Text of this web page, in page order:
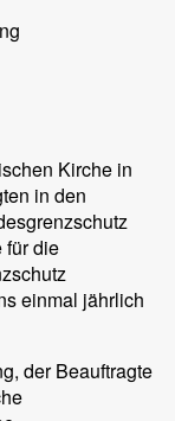
Kirche in
in den
für die
einmal jährlich
der Beauftragte